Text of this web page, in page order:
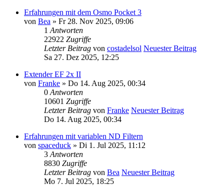
Erfahrungen mit dem Osmo Pocket 3
von Bea » Fr 28. Nov 2025, 09:06
1 Antworten
22922 Zugriffe
Letzter Beitrag von costadelsol Neuester Beitrag
Sa 27. Dez 2025, 12:25
Extender EF 2x II
von Franke » Do 14. Aug 2025, 00:34
0 Antworten
10601 Zugriffe
Letzter Beitrag von Franke Neuester Beitrag
Do 14. Aug 2025, 00:34
Erfahrungen mit variablen ND Filtern
von spaceduck » Di 1. Jul 2025, 11:12
3 Antworten
8830 Zugriffe
Letzter Beitrag von Bea Neuester Beitrag
Mo 7. Jul 2025, 18:25